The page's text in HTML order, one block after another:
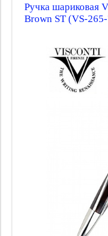
Ручка шариковая
Brown ST (VS-